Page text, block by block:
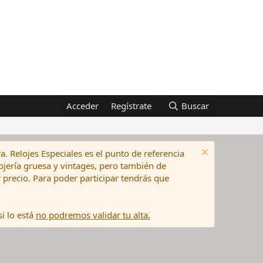
Acceder Regístrate Buscar
Relojes Especiales es el punto de referencia
gruesa y vintages, pero también de
Para poder participar tendrás que
lo está no podremos validar tu alta.